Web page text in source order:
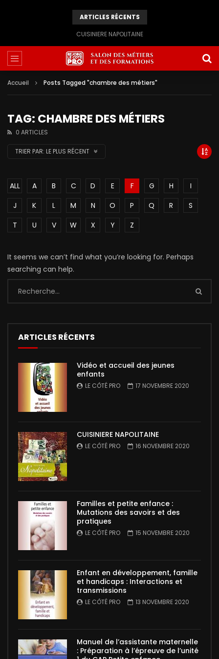
ARTICLES RÉCENTS
CUISINIERE NAPOLITAINE
Accueil Posts Tagged "chambre des métiers"
TAG: CHAMBRE DES MÉTIERS
0 ARTICLES
TRIER PAR: LE PLUS RÉCENT
ALL A B C D E F G H
I
J
K L M N O P Q R
S
T
U V W X Y Z
It seems we can’t find what you’re looking for. Perhaps
searching can help.
ARTICLES RÉCENTS
Vidéo et accueil des jeunes
enfants
LE CÔTÉ PRO 17 NOVEMBRE 2020
CUISINIERE NAPOLITAINE
LE CÔTÉ PRO 16 NOVEMBRE 2020
Familles et petite enfance :
Mutations des savoirs et des
pratiques
LE CÔTÉ PRO 15 NOVEMBRE 2020
Enfant en développement, famille
et handicaps : Interactions et
transmissions
LE CÔTÉ PRO 13 NOVEMBRE 2020
Manuel de l’assistante maternelle
: Préparation à l’épreuve de l’unité